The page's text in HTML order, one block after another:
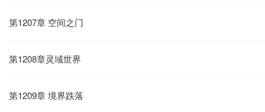
第1207章 空间之门
第1208章灵域世界
第1209章 境界跌落